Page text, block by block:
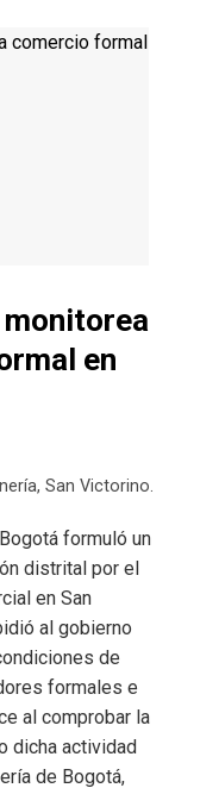
en
,San Victorino.
formuló un
distrital por el
en San
al gobierno
de
formales e
al comprobar la
dicha actividad
de Bogotá,